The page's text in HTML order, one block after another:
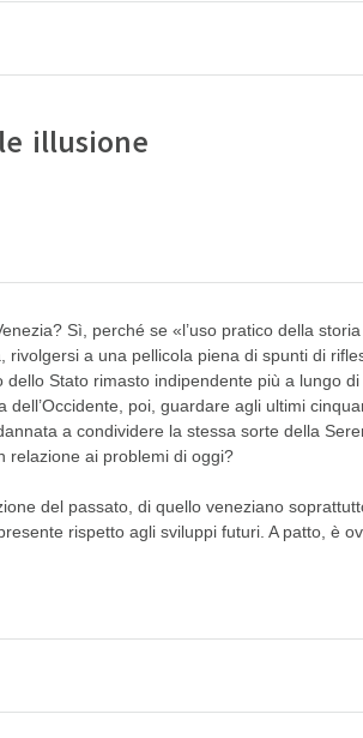
illusione
Sì, perché se «l’uso pratico della
a una pellicola piena di spunti di
Stato rimasto indipendente più a lungo di
poi, guardare agli ultimi
a condividere la stessa sorte della
relazione ai problemi di oggi?
del passato, di quello veneziano
rispetto agli sviluppi futuri. A patto, è